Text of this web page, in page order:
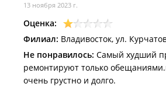
13 ноября 2023 г.
Оценка:
Филиал: Владивосток, ул.
Не понравилось: Самый худший
ремонтируют только
очень грустно и долго.